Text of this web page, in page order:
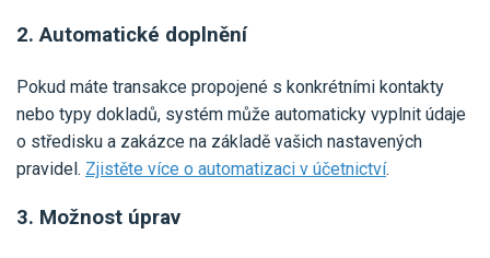
2. Automatické doplnění
Pokud máte transakce propojené s konkrétními kontakty
nebo typy dokladů, systém může automaticky vyplnit údaje
o středisku a zakázce na základě vašich nastavených
pravidel. Zjistěte více o automatizaci v účetnictví.
3. Možnost úprav